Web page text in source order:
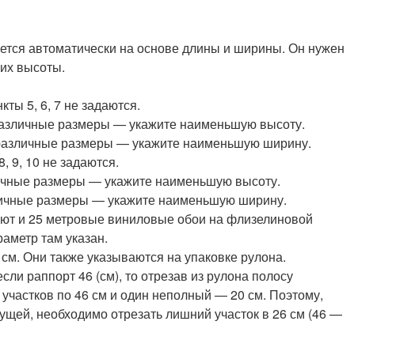
автоматически на основе длины и ширины. Он нужен
высоты.
5, 6, 7 не задаются.
размеры — укажите наименьшую высоту.
размеры — укажите наименьшую ширину.
9, 10 не задаются.
размеры — укажите наименьшую высоту.
размеры — укажите наименьшую ширину.
и 25 метровые виниловые обои на флизелиновой
там указан.
Они также указываются на упаковке рулона.
раппорт 46 (см), то отрезав из рулона полосу
по 46 см и один неполный — 20 см. Поэтому,
необходимо отрезать лишний участок в 26 см (46 —